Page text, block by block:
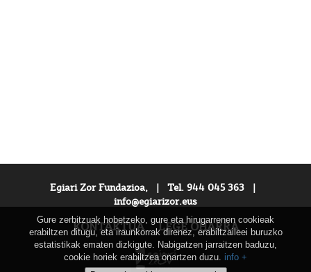
Egiari Zor Fundazioa, | Tel. 944 045 363 |
info@egiarizor.eus
KONTAKTUA LEGE OHARRA
Gure zerbitzuak hobetzeko, gure eta hirugarrenen cookieak
erabiltzen ditugu, eta iraunkorrak direnez, erabiltzaileei buruzko
estatistikak ematen dizkigute. Nabigatzen jarraitzen baduzu,
cookie horiek erabiltzea onartzen duzu. info +